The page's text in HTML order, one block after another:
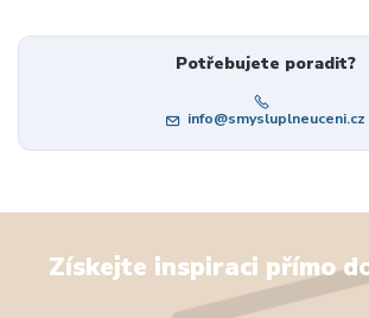
Potřebujete poradit?
info@smysluplneuceni.cz
Získejte inspiraci přímo